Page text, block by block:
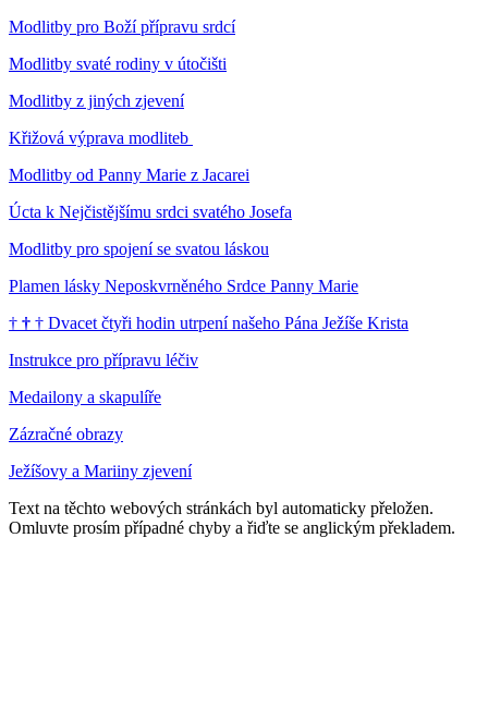
Modlitby pro Boží přípravu srdcí
Modlitby svaté rodiny v útočišti
Modlitby z jiných zjevení
Křižová výprava modliteb
Modlitby od Panny Marie z Jacarei
Úcta k Nejčistějšímu srdci svatého Josefa
Modlitby pro spojení se svatou láskou
Plamen lásky Neposkvrněného Srdce Panny Marie
† † † Dvacet čtyři hodin utrpení našeho Pána Ježíše Krista
Instrukce pro přípravu léčiv
Medailony a skapulíře
Zázračné obrazy
Ježíšovy a Mariiny zjevení
Text na těchto webových stránkách byl automaticky přeložen.
Omluvte prosím případné chyby a řiďte se anglickým překladem.